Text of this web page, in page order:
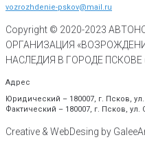
vozrozhdenie-pskov@mail.ru
Copyright © 2020-2023
ОРГАНИЗАЦИЯ
НАСЛЕДИЯ В ГОРОДЕ
Адрес
Юридический – 180007, г. Псков,
Фактический – 180007, г. Псков, ул.
Creative & WebDesing by